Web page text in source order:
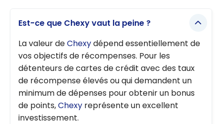
10 000 $
deviennent
points
Aeroplan
Est-ce que Chexy vaut la peine ?
La valeur deChexydépend essentiellement de
vos objectifs de récompenses. Pour les
détenteurs de cartes de crédit avec des taux
de récompense élevés ou qui demandent un
minimum de dépenses pour obtenir un bonus
de points,Chexy représente un excellent
investissement.